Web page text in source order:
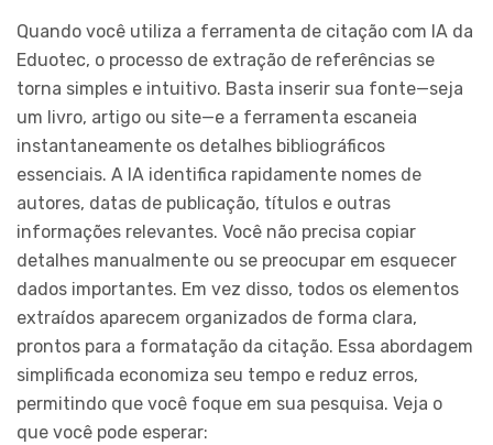
Quando você utiliza a ferramenta de citação com IA da
Eduotec, o processo de extração de referências se
torna simples e intuitivo. Basta inserir sua fonte—seja
um livro, artigo ou site—e a ferramenta escaneia
instantaneamente os detalhes bibliográficos
essenciais. A IA identifica rapidamente nomes de
autores, datas de publicação, títulos e outras
informações relevantes. Você não precisa copiar
detalhes manualmente ou se preocupar em esquecer
dados importantes. Em vez disso, todos os elementos
extraídos aparecem organizados de forma clara,
prontos para a formatação da citação. Essa abordagem
simplificada economiza seu tempo e reduz erros,
permitindo que você foque em sua pesquisa. Veja o
que você pode esperar: